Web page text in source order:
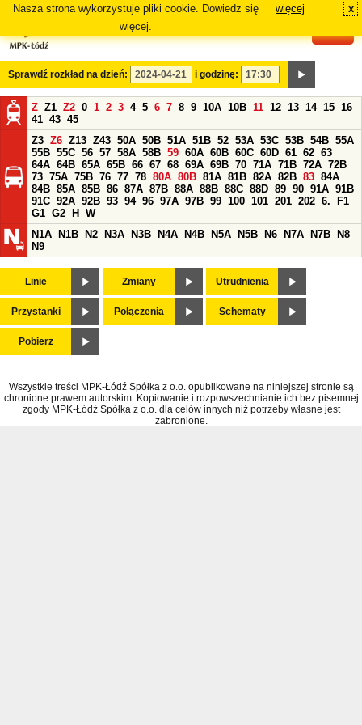
Nasza strona wykorzystuje pliki cookie. Dowiedz się
więcej.
więcej x
Sprawdź rozkład na dzień: i godzinę:
Z Z1 Z2 0 1 2 3 4 5 6 7 8 9 10A 10B 11 12 13 14 15 16
41 43 45
Z3 Z6 Z13 Z43 50A 50B 51A 51B 52 53A 53C 53B 54B 55A
55B 55C 56 57 58A 58B 59 60A 60B 60C 60D 61 62 63
64A 64B 65A 65B 66 67 68 69A 69B 70 71A 71B 72A 72B
73 75A 75B 76 77 78 80A 80B 81A 81B 82A 82B 83 84A
84B 85A 85B 86 87A 87B 88A 88B 88C 88D 89 90 91A 91B
91C 92A 92B 93 94 96 97A 97B 99 100 101 201 202 6.
F1
G1 G2 H
W
N1A
N1B N2 N3A N3B N4A N4B N5A N5B N6 N7A N7B
N8
N9
Linie Zmiany Utrudnienia
Przystanki Połączenia Schematy
Pobierz
Wszystkie treści MPK-Łódź Spółka z o.o. opublikowane na niniejszej stronie są
chronione prawem autorskim. Kopiowanie i rozpowszechnianie ich bez pisemnej
zgody MPK-Łódź Spółka z o.o. dla celów innych niż potrzeby własne jest
zabronione.